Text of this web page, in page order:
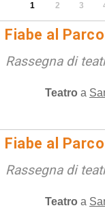
1 2 3
Fiabe al
Rassegna di
Teatro a
Fiabe al
Rassegna di
Teatro a